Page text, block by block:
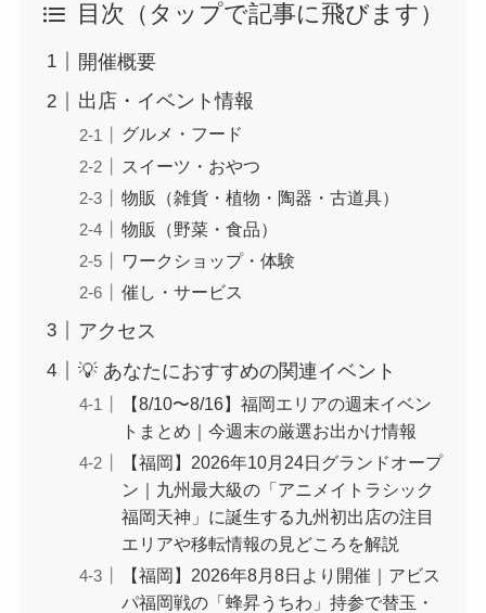
目次（タップで記事に飛びます）
開催概要
出店・イベント情報
グルメ・フード
スイーツ・おやつ
物販（雑貨・植物・陶器・古道具）
物販（野菜・食品）
ワークショップ・体験
催し・サービス
アクセス
💡 あなたにおすすめの関連イベント
【8/10〜8/16】福岡エリアの週末イベン
トまとめ｜今週末の厳選お出かけ情報
【福岡】2026年10月24日グランドオープ
ン｜九州最大級の「アニメイトラシック
福岡天神」に誕生する九州初出店の注目
エリアや移転情報の見どころを解説
【福岡】2026年8月8日より開催｜アビス
パ福岡戦の「蜂昇うちわ」持参で替玉・